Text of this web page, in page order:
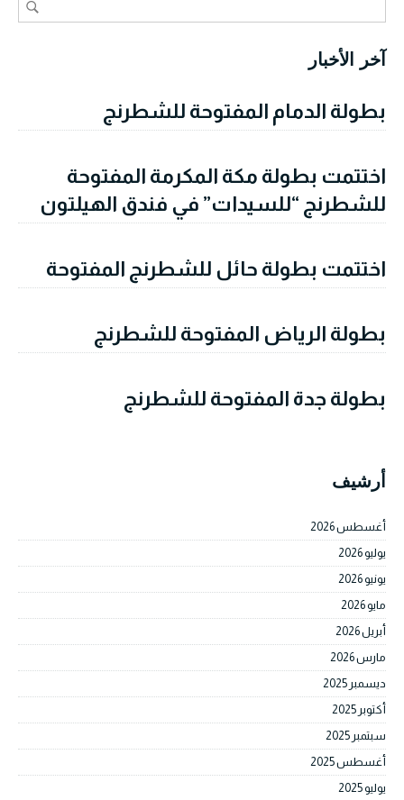
آخر الأخبار
بطولة الدمام المفتوحة للشطرنج
اختتمت بطولة مكة المكرمة المفتوحة
للشطرنج “للسيدات” في فندق الهيلتون
اختتمت بطولة حائل للشطرنج المفتوحة
بطولة الرياض المفتوحة للشطرنج
بطولة جدة المفتوحة للشطرنج
أرشيف
أغسطس 2026
يوليو 2026
يونيو 2026
مايو 2026
أبريل 2026
مارس 2026
ديسمبر 2025
أكتوبر 2025
سبتمبر 2025
أغسطس 2025
يوليو 2025